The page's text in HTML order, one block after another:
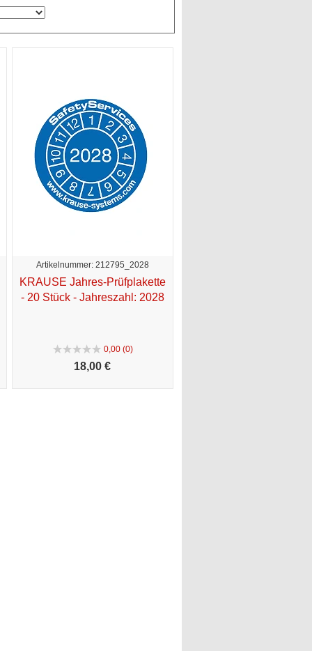
Artikelnummer: 212795_2028
KRAUSE Jahres-Prüfplakette
- 20 Stück - Jahreszahl: 2028
0,00 (0)
18,00 €